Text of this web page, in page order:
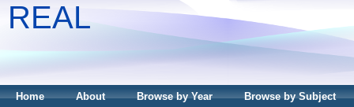
REAL
Home About Browse by Year Browse by Subject